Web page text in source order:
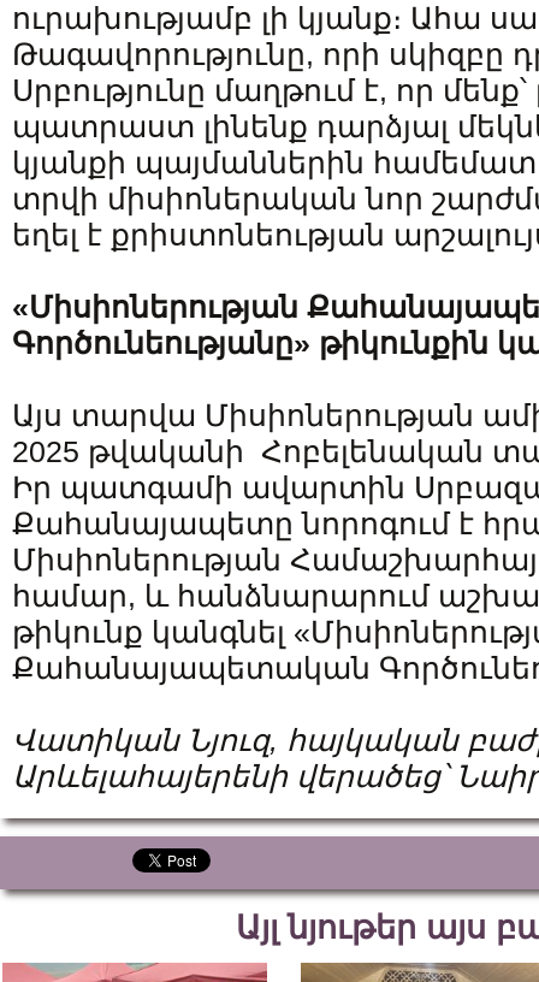
ուրախությամբ լի կյանք։ Ահա
Թագավորությունը, որի սկիզբը
Սրբությունը մաղթում է, որ
պատրաստ լինենք դարձյալ
կյանքի պայմաններին
տրվի միսիոներական նոր
եղել է քրիստոնեության
«Միսիոներության
Գործունեությանը» թիկունքին
Այս տարվա Միսիոներության
2025 թվականի Հոբելենական
Իր պատգամի ավարտին
Քահանայապետը նորոգում է
Միսիոներության
համար, և հանձնարարում
թիկունք կանգնել
Քահանայապետական
Վատիկան Նյուզ, հայկական
Արևելահայերենի վերածեց՝
Այլ նյութեր այս